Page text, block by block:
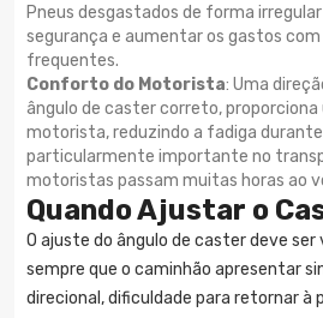
Pneus desgastados de forma
segurança e aumentar os gastos
frequentes.
Conforto do Motorista: Uma
ângulo de caster correto,
motorista, reduzindo a fadiga durante
particularmente importante no
motoristas passam muitas horas ao
Quando Ajustar o
O ajuste do ângulo de caster deve
sempre que o caminhão apresentar
direcional, dificuldade para retornar à